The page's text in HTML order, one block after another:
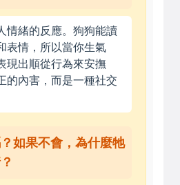
情緒的反應。狗狗能讀
表情，所以當你生氣
現出順從行為來安撫
的內害，而是一種社交
如果不會，為什麼牠